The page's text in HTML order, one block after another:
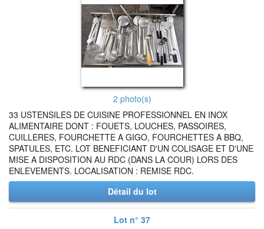
2 photo(s)
33 USTENSILES DE CUISINE PROFESSIONNEL EN INOX
ALIMENTAIRE DONT : FOUETS, LOUCHES, PASSOIRES,
CUILLERES, FOURCHETTE A GIGO, FOURCHETTES A BBQ,
SPATULES, ETC. LOT BENEFICIANT D'UN COLISAGE ET D'UNE
MISE A DISPOSITION AU RDC (DANS LA COUR) LORS DES
ENLEVEMENTS. LOCALISATION : REMISE RDC.
Détail du lot
Lot n° 37